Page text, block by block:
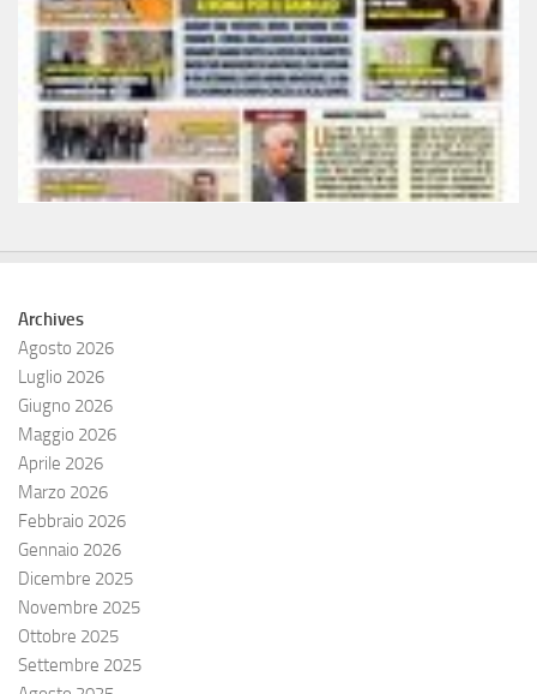
Archives
Agosto 2026
Luglio 2026
Giugno 2026
Maggio 2026
Aprile 2026
Marzo 2026
Febbraio 2026
Gennaio 2026
Dicembre 2025
Novembre 2025
Ottobre 2025
Settembre 2025